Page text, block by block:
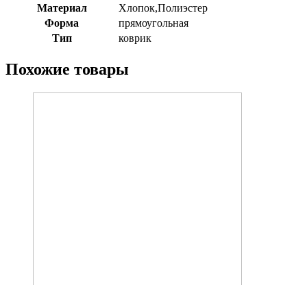
Материал
Хлопок,Полиэстер
Форма
прямоугольная
Тип
коврик
Похожие товары